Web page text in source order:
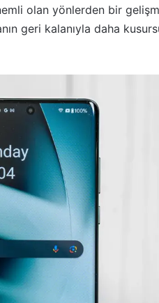
olan yönlerden bir
geri kalanıyla daha